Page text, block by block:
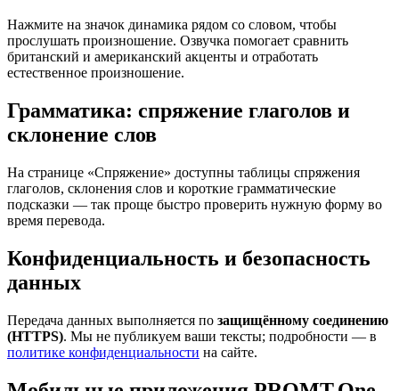
Нажмите на значок динамика рядом со словом, чтобы
прослушать произношение. Озвучка помогает сравнить
британский и американский акценты и отработать
естественное произношение.
Грамматика: спряжение глаголов и
склонение слов
На странице «Спряжение» доступны таблицы спряжения
глаголов, склонения слов и короткие грамматические
подсказки — так проще быстро проверить нужную форму во
время перевода.
Конфиденциальность и безопасность
данных
Передача данных выполняется по защищённому соединению
(HTTPS). Мы не публикуем ваши тексты; подробности — в
политике конфиденциальности на сайте.